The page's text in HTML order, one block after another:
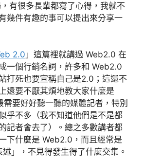
有很多長輩都寫了心得，我就不
幾件有趣的事可以提出來分享一
2.0 」這篇裡就講過 Web2.0 在
一個行銷名詞，許多和 Web2.0
打死也要宣稱自己是2.0；這還不
還要不厭其煩地教大家什麼是
要好好聽一聽的媒體記者，特別
乎不多（我不知道他們是不是都
記者會去了）。總之多數講者都
下什麼是 Web2.0，而且經常是
述」，不見得發生得了什麼交集。